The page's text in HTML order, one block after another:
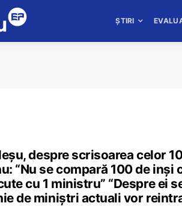
ȘTIRI
despre scrisoarea celor
“Nu se compară 100 de
cu 1 ministru” “Despre ei
de miniștri actuali vor